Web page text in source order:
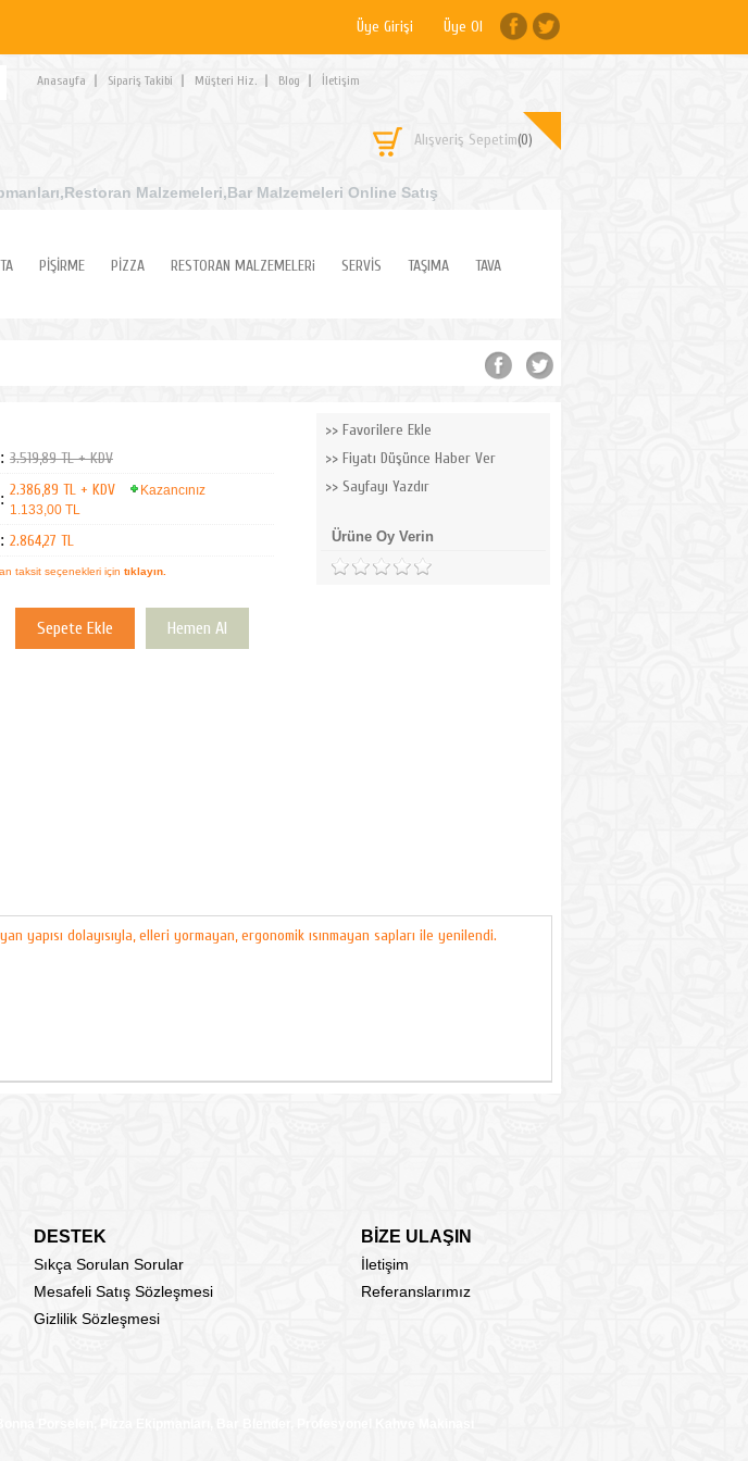
Üye Girişi Üye Ol
Anasayfa Sipariş Takibi Müşteri Hiz. Blog İletişim
Alışveriş Sepetim(0)
,Restoran Malzemeleri,Bar Malzemeleri Online Satış
PİŞİRME PİZZA RESTORAN MALZEMELERi SERVİS TAŞIMA TAVA
: 3.519,89 TL + KDV
: 2.386,89 TL + KDV
Kazancınız
1.133,00 TL
: 2.864,27 TL
taksit seçenekleri için tıklayın.
Favorilere Ekle
Fiyatı Düşünce Haber Ver
Sayfayı Yazdır
Ürüne Oy Verin
yapısı dolayısıyla, elleri yormayan, ergonomik ısınmayan sapları ile yenilendi.
DESTEK BİZE ULAŞIN
Sıkça Sorulan Sorular
İletişim
Mesafeli Satış Sözleşmesi
Referanslarımız
Gizlilik Sözleşmesi